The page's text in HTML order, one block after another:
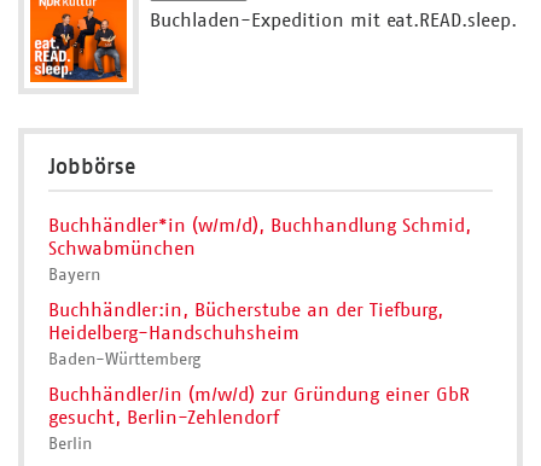
Buchladen-Expedition mit eat.READ.sleep.
Jobbörse
Buchhändler*in (w/m/d), Buchhandlung Schmid,
Schwabmünchen
Bayern
Buchhändler:in, Bücherstube an der Tiefburg,
Heidelberg-Handschuhsheim
Baden-Württemberg
Buchhändler/in (m/w/d) zur Gründung einer GbR
gesucht, Berlin-Zehlendorf
Berlin